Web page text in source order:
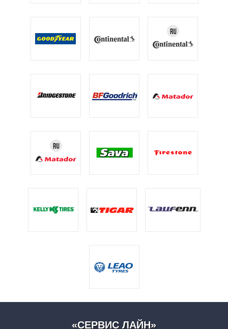
«СЕРВИС ЛАЙН»